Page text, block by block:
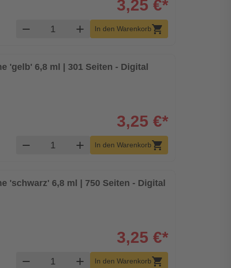
3,25 €*
remove Produkt Warenkorb Menge
add In den Warenkorbshopping_cart
'gelb' 6,8 ml | 301 Seiten - Digital
3,25 €*
remove Produkt Warenkorb Menge
add In den Warenkorbshopping_cart
'schwarz' 6,8 ml | 750 Seiten - Digital
3,25 €*
remove Produkt Warenkorb Menge
add In den Warenkorbshopping_cart